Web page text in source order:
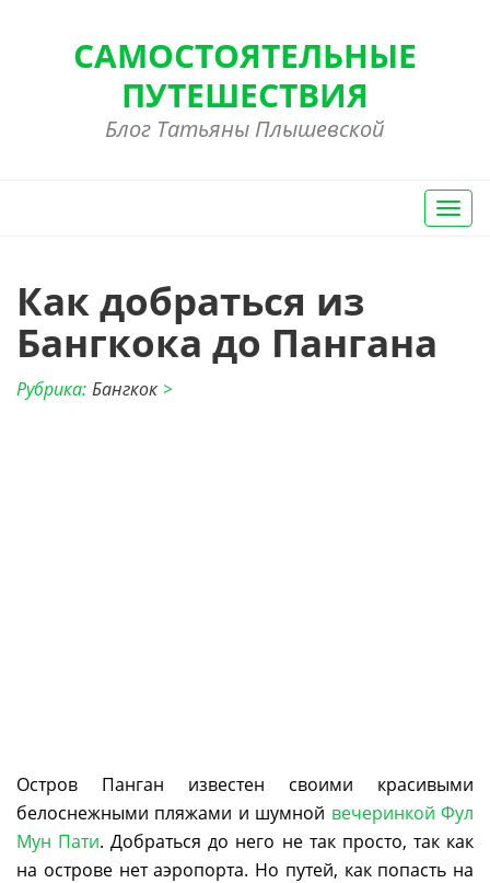
САМОСТОЯТЕЛЬНЫЕ
ПУТЕШЕСТВИЯ
Блог Татьяны Плышевской
Вкл/
Как добраться из
Бангкока до Пангана
>
Рубрика: Бангкок
Остров Панган известен своими красивыми
белоснежными пляжами и шумной вечеринкой Фул
Мун Пати. Добраться до него не так просто, так как
на острове нет аэропорта. Но путей, как попасть на